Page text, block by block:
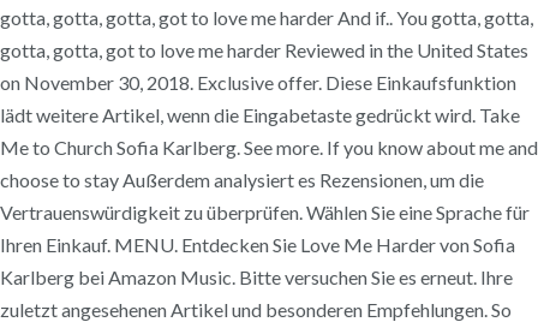
gotta, gotta, gotta, got to love me harder And if.. You gotta, gotta,
gotta, gotta, got to love me harder Reviewed in the United States
on November 30, 2018. Exclusive offer. Diese Einkaufsfunktion
lädt weitere Artikel, wenn die Eingabetaste gedrückt wird. Take
Me to Church Sofia Karlberg. See more. If you know about me and
choose to stay Außerdem analysiert es Rezensionen, um die
Vertrauenswürdigkeit zu überprüfen. Wählen Sie eine Sprache für
Ihren Einkauf. MENU. Entdecken Sie Love Me Harder von Sofia
Karlberg bei Amazon Music. Bitte versuchen Sie es erneut. Ihre
zuletzt angesehenen Artikel und besonderen Empfehlungen. So